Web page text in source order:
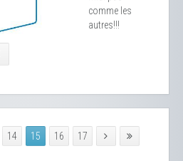
comme les
autres!!!
14 15 16 17